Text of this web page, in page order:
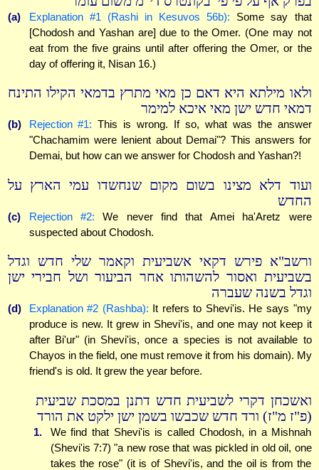
(a) Explanation #1 (Rashi in Kesuvos 56b): Some say that
[Chodosh and Yashan are] due to the Omer. (One may not
eat from the five grains until after offering the Omer, or the
day of offering it, Nisan 16.)
ולאו מילתא היא דאם כן מאי מתרץ בדמאי הקילו התינח
דמאי חדש ישן מאי איכא למימר
(b) Rejection #1: This is wrong. If so, what was the answer
"Chachamim were lenient about Demai"? This answers for
Demai, but how can we answer for Chodosh and Yashan?!
ועוד דלא מצינו בשום מקום שנחשדו עמי הארץ על
החדש
(c) Rejection #2: We never find that Amei ha'Aretz were
suspected about Chodosh.
ורשב"א פירש דקאי אשביעית וקאמר שלי חדש וגדל
בשביעית ואסור להשהותו אחר הביעור ושל חבירי ישן
וגדל בשנה שעברה
(d) Explanation #2 (Rashba): It refers to Shevi'is. He says "my
produce is new. It grew in Shevi'is, and one may not keep it
after Bi'ur" (in Shevi'is, once a species is not available to
Chayos in the field, one must remove it from his domain). My
friend's is old. It grew the year before.
ואשכחן דקרי לשביעית חדש דתנן במסכת שביעית
(פ"ז מ"ז) ורד חדש שכבשו בשמן ישן ילקט את הורד
1.
We find that Shevi'is is called Chodosh, in a Mishnah
(Shevi'is 7:7) "a new rose that was pickled in old oil, one
takes the rose" (it is of Shevi'is, and the oil is from the